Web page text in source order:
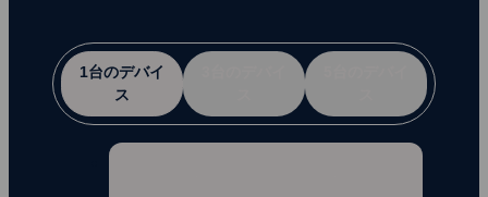
1台のデバイ
ス